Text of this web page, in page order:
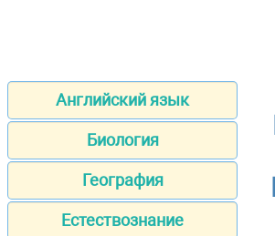
Английский язык
Биология
География
Естествознание